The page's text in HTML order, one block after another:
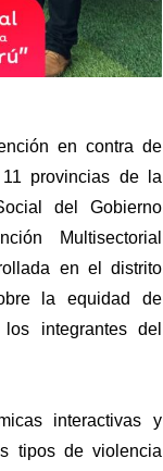
en contra de
provincias de la
del Gobierno
Multisectorial
en el distrito
la equidad de
integrantes del
interactivas y
tipos de violencia